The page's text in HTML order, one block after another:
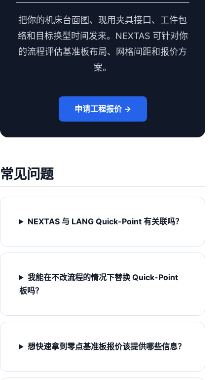
把你的机床台面图、现用夹具接口、工件包
络和目标换型时间发来。NEXTAS 可针对你
的流程评估基准板布局、网格间距和报价方
案。
申请工程报价 →
常见问题
NEXTAS 与 LANG Quick-Point 有关联吗？
我能在不改流程的情况下替换 Quick-Point
板吗？
想快速拿到零点基准板报价该提供哪些信息？